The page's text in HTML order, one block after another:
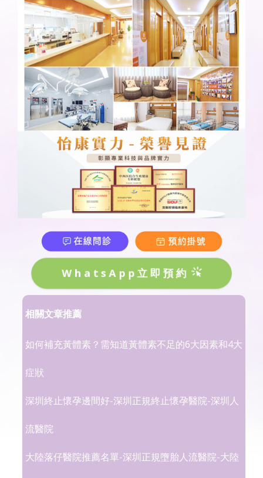
WhatsApp立即預約
相關文章推薦
如何補充黃體素？需知道黃體素不足的6大因素和4大
症狀
深圳終止懷孕邊間好-深圳正規終止懷孕醫院-深圳人
流醫院
大陸落仔醫院推薦名單-深圳正規墮胎人流醫院-大陸